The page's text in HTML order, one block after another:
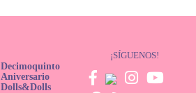
Decimoquinto
Aniversario
Dolls&Dolls
¡SÍGUENOS!